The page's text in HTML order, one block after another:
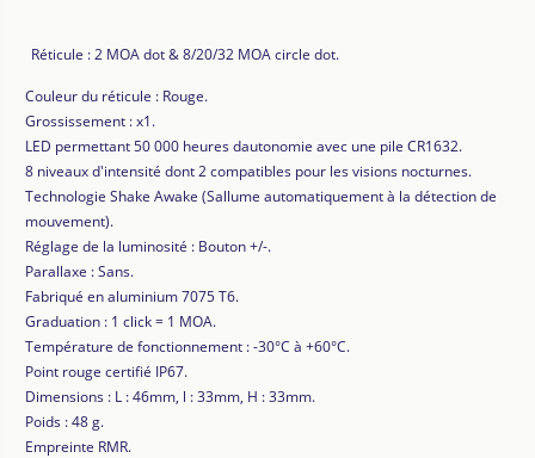
Réticule : 2 MOA dot & 8/20/32 MOA circle dot.
Couleur du réticule : Rouge.
Grossissement : x1.
LED permettant 50 000 heures dautonomie avec une pile CR1632.
8 niveaux d'intensité dont 2 compatibles pour les visions nocturnes.
Technologie Shake Awake (Sallume automatiquement à la détection de
mouvement).
Réglage de la luminosité : Bouton +/-.
Parallaxe : Sans.
Fabriqué en aluminium 7075 T6.
Graduation : 1 click = 1 MOA.
Température de fonctionnement : -30°C à +60°C.
Point rouge certifié IP67.
Dimensions : L : 46mm, l : 33mm, H : 33mm.
Poids : 48 g.
Empreinte RMR.